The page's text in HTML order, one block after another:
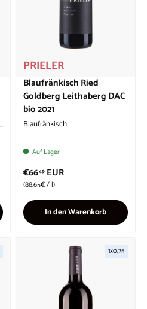
PRIELER
Blaufränkisch Ried
Goldberg Leithaberg DAC
bio 2021
Blaufränkisch
Auf Lager
€6649 EUR
Grundpreis
88.65€/l
In den Warenkorb
1x0,75